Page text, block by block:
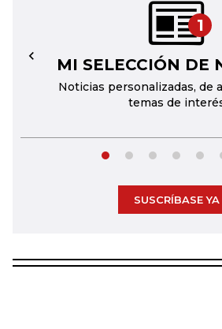
1
MI SELECCIÓN DE
Noticias personalizadas, de
temas de
←
SUSCRÍBASE YA